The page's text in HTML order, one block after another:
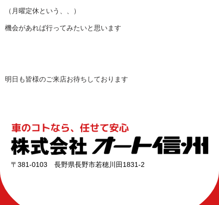
（月曜定休という、、）
機会があれば行ってみたいと思います
明日も皆様のご来店お待ちしております
〒381-0103 長野県長野市若穂川田1831-2